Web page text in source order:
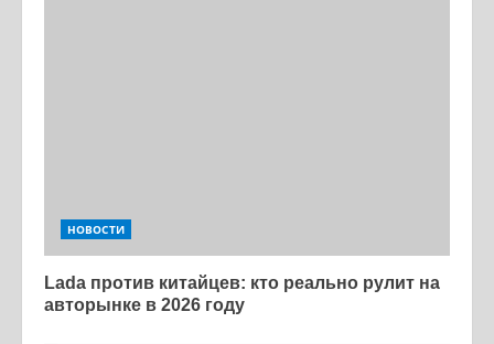
НОВОСТИ
Lada против китайцев: кто реально рулит на
авторынке в 2026 году